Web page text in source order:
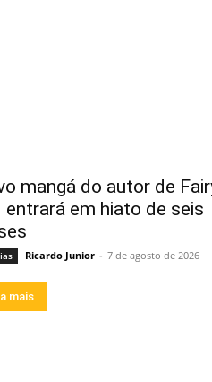
mangá do autor de
entrará em hiato de seis
Ricardo Junior - 7 de agosto de 2026
mais